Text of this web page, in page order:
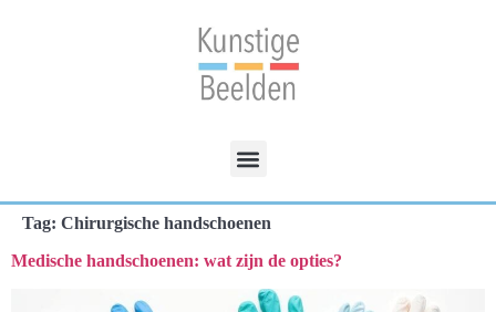
Tag: Chirurgische handschoenen
Medische handschoenen: wat zijn de opties?